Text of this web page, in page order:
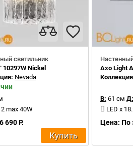
светильник
10297W Nickel
Nevada
2 max 40W
690 Р.
Купить
Axo Light
В: 61 см Д:
LED x
Цена: По